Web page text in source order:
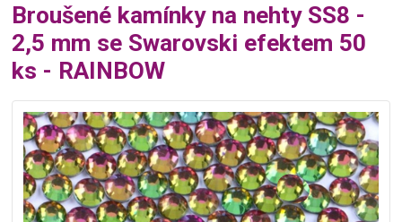
Broušené kamínky na nehty SS8 -
2,5 mm se Swarovski efektem 50
ks - RAINBOW